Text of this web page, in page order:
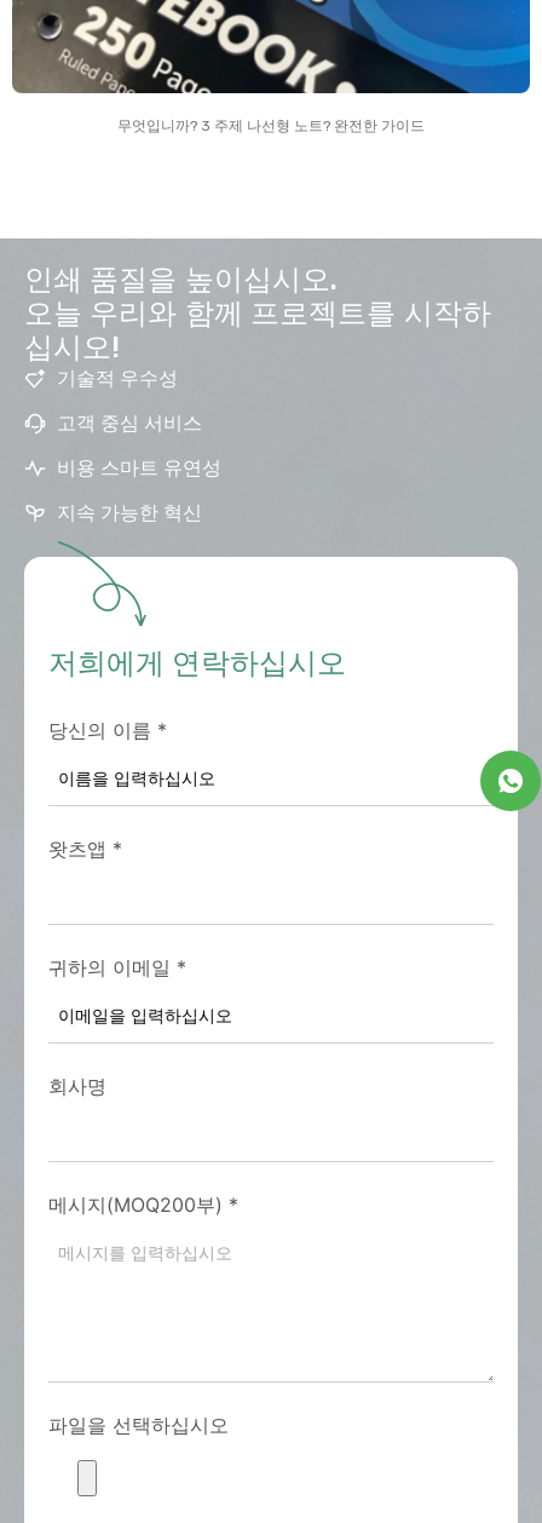
무엇입니까? 3 주제 나선형 노트? 완전한 가이드
인쇄 품질을 높이십시오.
오늘 우리와 함께 프로젝트를 시작하
십시오!
기술적 우수성
고객 중심 서비스
비용 스마트 유연성
지속 가능한 혁신
저희에게 연락하십시오
당신의 이름 *
왓츠앱 *
귀하의 이메일 *
회사명
메시지(MOQ200부) *
파일을 선택하십시오